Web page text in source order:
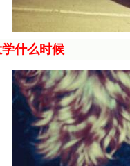
什么时候